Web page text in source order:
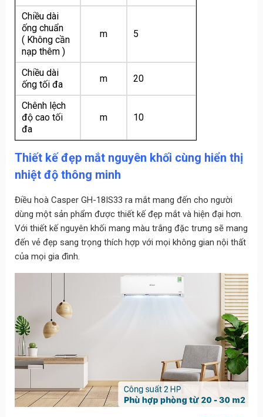
Chiều dài
ống chuẩn
( Không cần
nạp thêm )
m 5
Chiều dài
ống tối đa
m 20
Chênh lệch
độ cao tối
đa
m 10
Thiết kế đẹp mắt nguyên khối cùng hiển thị
nhiệt độ thông minh
Điều hoà Casper GH-18IS33 ra mắt mang đến cho người
dùng một sản phẩm được thiết kế đẹp mắt và hiện đại hơn.
Với thiết kế nguyên khối mang màu trắng đặc trưng sẽ mang
đến vẻ đẹp sang trọng thích hợp với mọi không gian nội thất
của mọi gia đình.